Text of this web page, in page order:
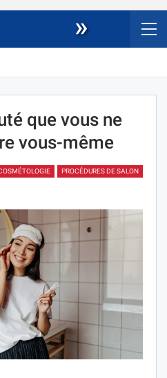
»
que vous ne
vous-même
PROCÉDURES DE SALON